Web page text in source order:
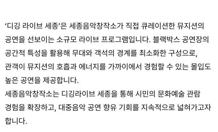
‘디깅 라이브 세종’은 세종음악창작소가 직접 큐레이션한 뮤지션의
공연을 선보이는 소규모 라이브 프로그램입니다. 블랙박스 공연장의
공간적 특성을 활용해 무대와 객석의 경계를 최소화한 구성으로,
관객이 뮤지션의 호흡과 에너지를 가까이에서 경험할 수 있는 몰입도
높은 공연을 제공합니다.
세종음악창작소는 디깅라이브 세종을 통해 시민의 문화예술 관람
경험을 확장하고, 대중음악 공연 향유 기회를 지속적으로 넓혀가고자
합니다.